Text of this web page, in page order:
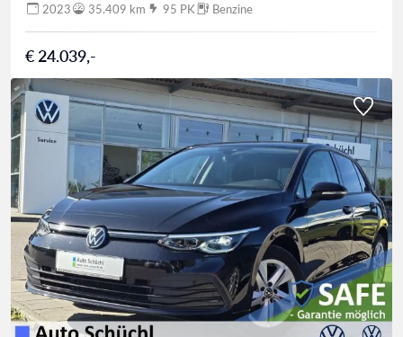
2023 35.409 km 95 PK Benzine
€ 24.039,-